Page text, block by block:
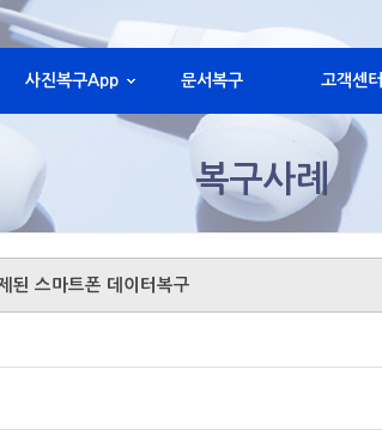
사진복구App 문서복구 고객센터
복구사례
된 스마트폰 데이터복구